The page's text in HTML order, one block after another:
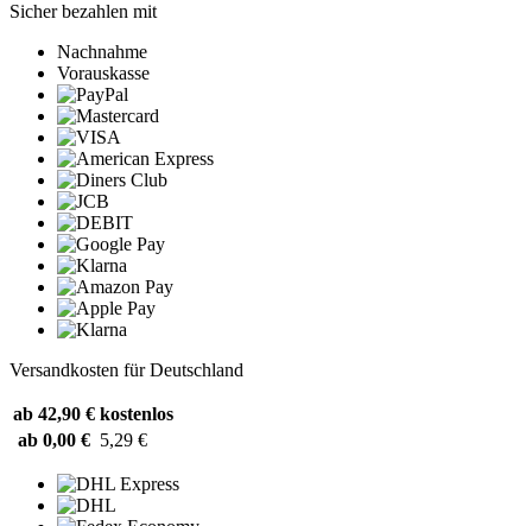
Sicher bezahlen mit
Nachnahme
Vorauskasse
Versandkosten für Deutschland
ab 42,90 € kostenlos
ab 0,00 € 5,29 €